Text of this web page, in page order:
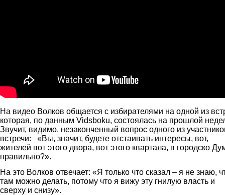
На видео Волков общается с избирателями на одной из
которая, по данным Vidsboku, состоялась на прошлой
Звучит, видимо, незаконченный вопрос одного из
встречи: «Вы, значит, будете отстаивать интересы, вот,
жителей вот этого двора, вот этого квартала, в городско
правильно?».
На это Волков отвечает: «Я только что сказал – я не знаю,
там можно делать, потому что я вижу эту гнилую власть и
сверху и снизу».